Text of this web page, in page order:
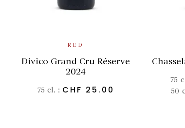
ADD TO BASKET
RED
Divico Grand Cru Réserve
2024
75 cl. : CHF 25.00
75
50